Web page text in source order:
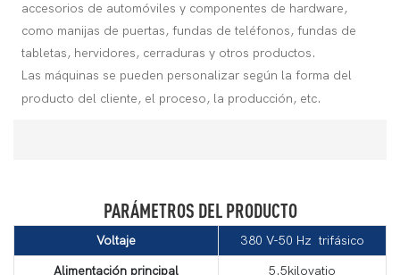
accesorios de automóviles y componentes de hardware,
como manijas de puertas, fundas de teléfonos, fundas de
tabletas, hervidores, cerraduras y otros productos.
Las máquinas se pueden personalizar según la forma del
producto del cliente, el proceso, la producción, etc.
PARÁMETROS DEL PRODUCTO
Voltaje
380 V-50 Hz trifásico
Alimentación principal
5.5kilovatio